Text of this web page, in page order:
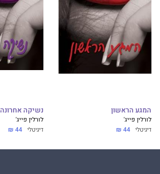
המגע הראשון
לורלין פייג'
דיגיטלי 44 ₪
נשיקה אחרונה
לורלין פייג'
דיגיטלי 44 ₪